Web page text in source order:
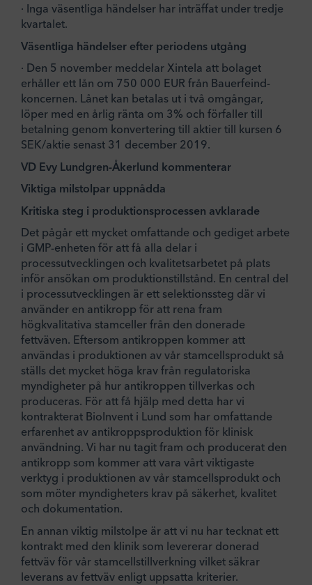
· Inga väsentliga händelser har inträffat under tredje
kvartalet.
Väsentliga händelser efter periodens utgång
· Den 5 november meddelar Xintela att bolaget
erhåller ett lån om 750 000 EUR från Bauerfeind-
koncernen. Lånet kan betalas ut i två omgångar,
löper med en årlig ränta om 3% och förfaller till
betalning genom konvertering till aktier till kursen 6
SEK/aktie senast 31 december 2019.
VD Evy Lundgren-Åkerlund kommenterar
Viktiga milstolpar uppnådda
Kritiska steg i produktionsprocessen avklarade
Det pågår ett mycket omfattande och gediget arbete
i GMP-enheten för att få alla delar i
processutvecklingen och kvalitetsarbetet på plats
inför ansökan om produktionstillstånd. En central del
i processutvecklingen är ett selektionssteg där vi
använder en antikropp för att rena fram
högkvalitativa stamceller från den donerade
fettväven. Eftersom antikroppen kommer att
användas i produktionen av vår stamcellsprodukt så
ställs det mycket höga krav från regulatoriska
myndigheter på hur antikroppen tillverkas och
produceras. För att få hjälp med detta har vi
kontrakterat BioInvent i Lund som har omfattande
erfarenhet av antikroppsproduktion för klinisk
användning. Vi har nu tagit fram och producerat den
antikropp som kommer att vara vårt viktigaste
verktyg i produktionen av vår stamcellsprodukt och
som möter myndigheters krav på säkerhet, kvalitet
och dokumentation.
En annan viktig milstolpe är att vi nu har tecknat ett
kontrakt med den klinik som levererar donerad
fettväv för vår stamcellstillverkning vilket säkrar
leverans av fettväv enligt uppsatta kriterier.